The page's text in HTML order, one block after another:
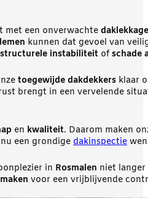
met een onverwachte daklekkage
kunnen dat gevoel van
structurele instabiliteit of schade
toegewijde dakdekkers klaar
brengt in een vervelende
en kwaliteit. Daarom maken
een grondige dakinspectie
in Rosmalen niet
voor een vrijblijvende